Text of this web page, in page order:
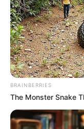
Knee Arthritis: A
BRAINBERRIES
The Monster Snake